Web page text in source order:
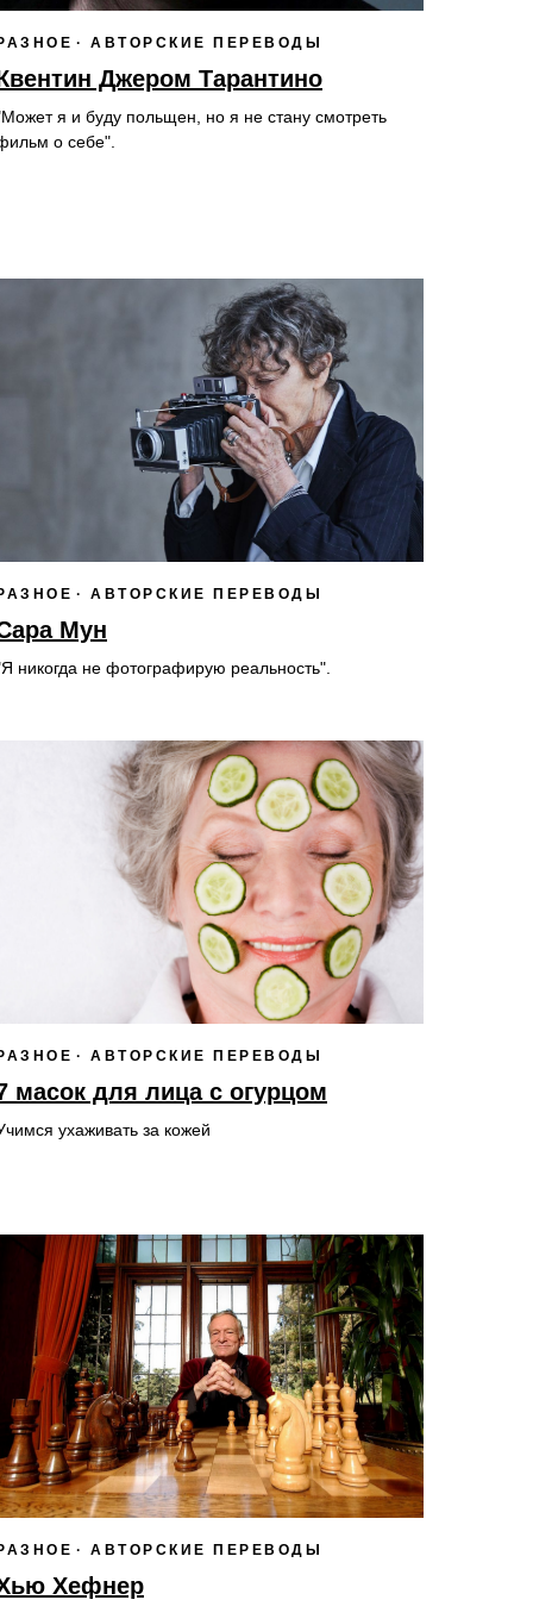
АВТОРСКИЕ ПЕРЕВОДЫ
Джером Тарантино
я и буду польщен, но я не стану смотреть
о себе".
АВТОРСКИЕ ПЕРЕВОДЫ
Мун
никогда не фотографирую реальность".
АВТОРСКИЕ ПЕРЕВОДЫ
масок для лица с огурцом
ухаживать за кожей
АВТОРСКИЕ ПЕРЕВОДЫ
Хефнер